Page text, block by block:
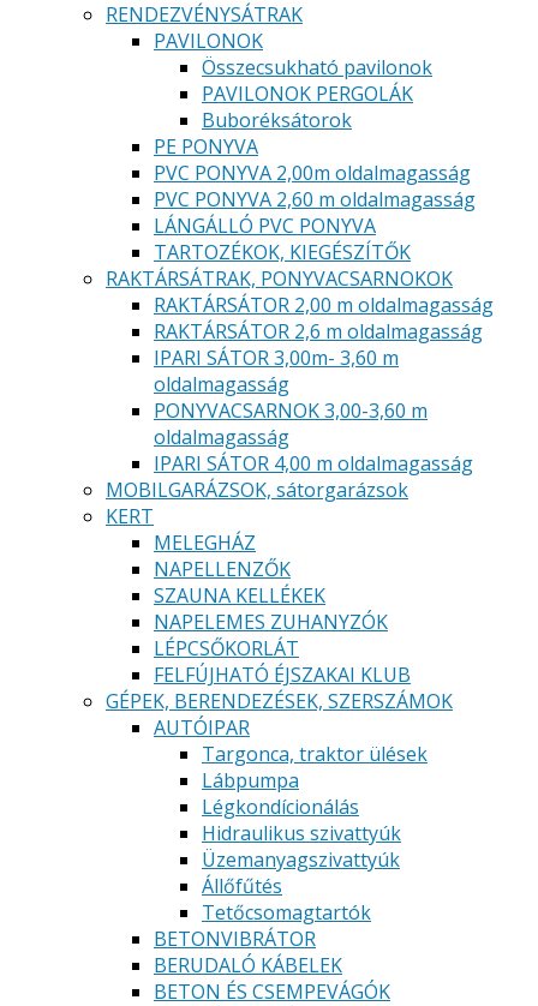
RENDEZVÉNYSÁTRAK
PAVILONOK
Összecsukható pavilonok
PAVILONOK PERGOLÁK
Buboréksátorok
PE PONYVA
PVC PONYVA 2,00m oldalmagasság
PVC PONYVA 2,60 m oldalmagasság
LÁNGÁLLÓ PVC PONYVA
TARTOZÉKOK, KIEGÉSZÍTŐK
RAKTÁRSÁTRAK, PONYVACSARNOKOK
RAKTÁRSÁTOR 2,00 m oldalmagasság
RAKTÁRSÁTOR 2,6 m oldalmagasság
IPARI SÁTOR 3,00m- 3,60 m
oldalmagasság
PONYVACSARNOK 3,00-3,60 m
oldalmagasság
IPARI SÁTOR 4,00 m oldalmagasság
MOBILGARÁZSOK, sátorgarázsok
KERT
MELEGHÁZ
NAPELLENZŐK
SZAUNA KELLÉKEK
NAPELEMES ZUHANYZÓK
LÉPCSŐKORLÁT
FELFÚJHATÓ ÉJSZAKAI KLUB
GÉPEK, BERENDEZÉSEK, SZERSZÁMOK
AUTÓIPAR
Targonca, traktor ülések
Lábpumpa
Légkondícionálás
Hidraulikus szivattyúk
Üzemanyagszivattyúk
Állőfűtés
Tetőcsomagtartók
BETONVIBRÁTOR
BERUDALÓ KÁBELEK
BETON ÉS CSEMPEVÁGÓK